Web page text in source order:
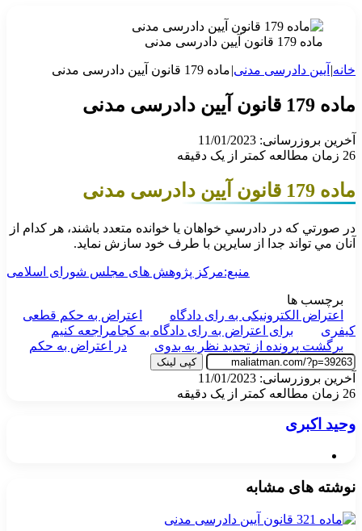
ماده 179 قانون آیین دادرسی مدنی
خانه| آیین دادرسی مدنی|ماده 179 قانون آیین دادرسی مدنی
ماده 179 قانون آیین دادرسی مدنی
آخرین بروزرسانی: 11/01/2023
26 زمان مطالعه کمتر از یک دقیقه
ماده 179 قانون آیین دادرسی مدنی
در صورتي كه در دادرسي خواهان يا خوانده متعدد باشند، هر كدام از
آنان مي‌ تواند جدا از سايرين با طرف خود سازش نمايد.
منبع:مرکز پژوهش های مجلس شورای اسلامی
برچسب ها
اعتراض الکترونیکی به رای دادگاه
اعتراض به حکم قطعی
کیفری
برای اعتراض به رای دادگاه به کجامراجعه کنیم
برگشت پرونده از تجدید نظر به بدوی
در اعتراض به حکم
کپی لینک
آخرین بروزرسانی: 11/01/2023
26 زمان مطالعه کمتر از یک دقیقه
وحید اکبری
نوشته های مشابه